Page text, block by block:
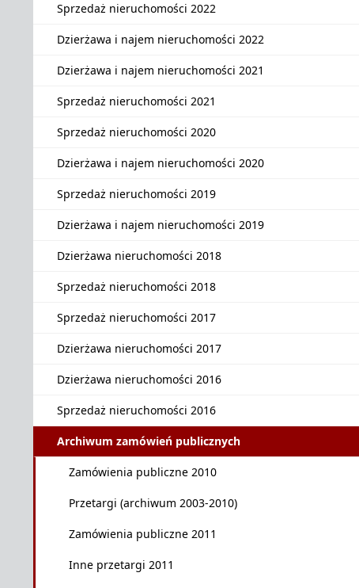
Sprzedaż nieruchomości 2022
Dzierżawa i najem nieruchomości 2022
Dzierżawa i najem nieruchomości 2021
Sprzedaż nieruchomości 2021
Sprzedaż nieruchomości 2020
Dzierżawa i najem nieruchomości 2020
Sprzedaż nieruchomości 2019
Dzierżawa i najem nieruchomości 2019
Dzierżawa nieruchomości 2018
Sprzedaż nieruchomości 2018
Sprzedaż nieruchomości 2017
Dzierżawa nieruchomości 2017
Dzierżawa nieruchomości 2016
Sprzedaż nieruchomości 2016
Archiwum zamówień publicznych
Zamówienia publiczne 2010
Przetargi (archiwum 2003-2010)
Zamówienia publiczne 2011
Inne przetargi 2011